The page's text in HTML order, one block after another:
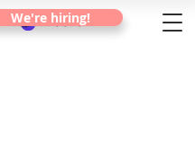
We're hiring!